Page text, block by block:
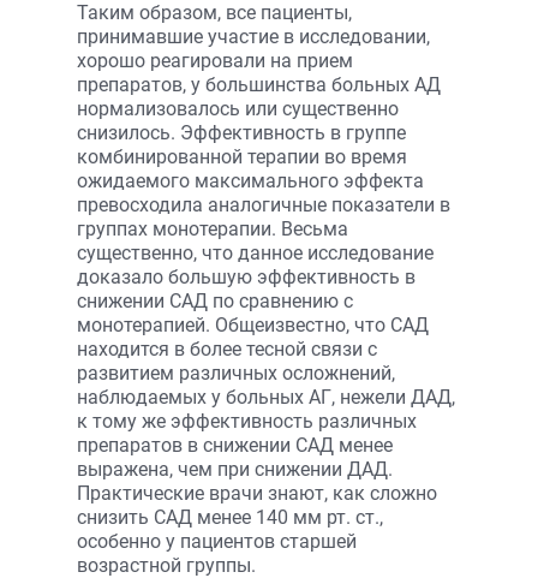
Таким образом, все пациенты,
принимавшие участие в исследовании,
хорошо реагировали на прием
препаратов, у большинства больных АД
нормализовалось или существенно
снизилось. Эффективность в группе
комбинированной терапии во время
ожидаемого максимального эффекта
превосходила аналогичные показатели в
группах монотерапии. Весьма
существенно, что данное исследование
доказало большую эффективность в
снижении САД по сравнению с
монотерапией. Общеизвестно, что САД
находится в более тесной связи с
развитием различных осложнений,
наблюдаемых у больных АГ, нежели ДАД,
к тому же эффективность различных
препаратов в снижении САД менее
выражена, чем при снижении ДАД.
Практические врачи знают, как сложно
снизить САД менее 140 мм рт. ст.,
особенно у пациентов старшей
возрастной группы.